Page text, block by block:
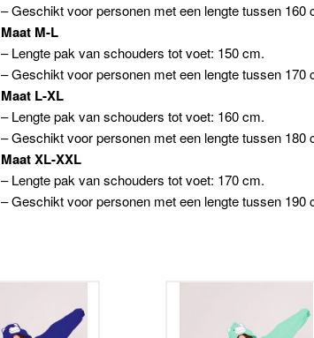
– Geschikt voor personen met een lengte tussen 160
Maat M-L
– Lengte pak van schouders tot voet: 150 cm.
– Geschikt voor personen met een lengte tussen 170
Maat L-XL
– Lengte pak van schouders tot voet: 160 cm.
– Geschikt voor personen met een lengte tussen 180
Maat XL-XXL
– Lengte pak van schouders tot voet: 170 cm.
– Geschikt voor personen met een lengte tussen 190